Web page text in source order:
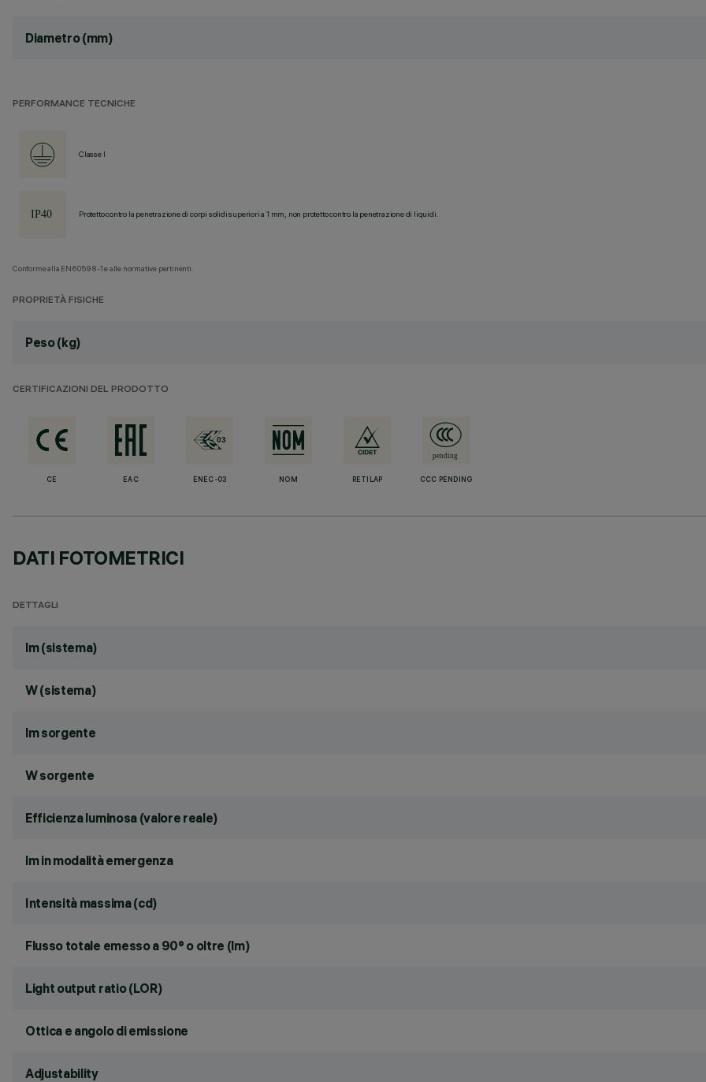
Diametro (mm)
PERFORMANCE TECNICHE
Classe I
Protetto contro la penetrazione di corpi solidi superiori a 1 mm, non protetto contro la penetrazione di liquidi.
Conforme alla EN60598-1 e alle normative pertinenti.
PROPRIETÀ FISICHE
Peso (kg)
CERTIFICAZIONI DEL PRODOTTO
CE EAC ENEC-03 NOM RETILAP CCC PENDING
DATI FOTOMETRICI
DETTAGLI
lm (sistema)
W (sistema)
lm sorgente
W sorgente
Efficienza luminosa (valore reale)
lm in modalità emergenza
Intensità massima (cd)
Flusso totale emesso a 90° o oltre (lm)
Light output ratio (LOR)
Ottica e angolo di emissione
Adjustability